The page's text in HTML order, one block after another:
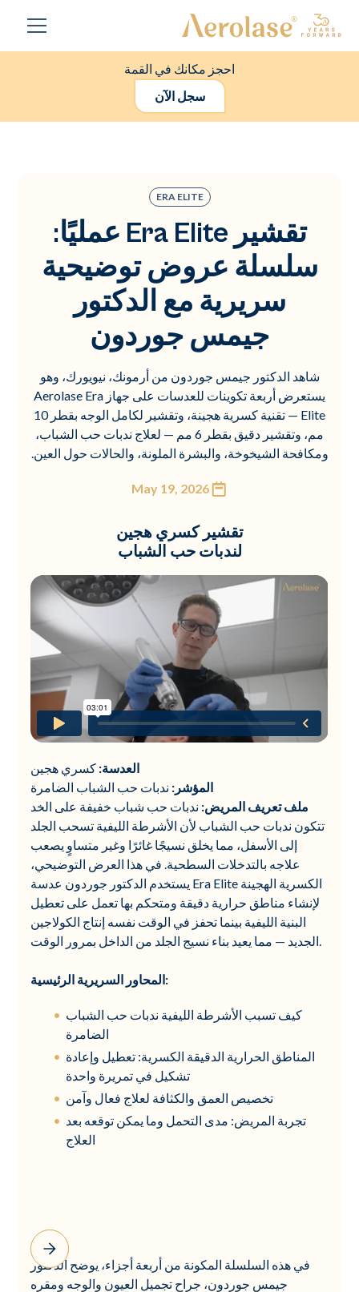
احجز مكانك في القمة
سجل الآن
ERA ELITE
تقشير Era Elite عمليًا:
سلسلة عروض توضيحية
سريرية مع الدكتور
جيمس جوردون
شاهد الدكتور جيمس جوردون من أرمونك، نيويورك، وهو
يستعرض أربعة تكوينات للعدسات على جهاز Aerolase Era
Elite — تقنية كسرية هجينة، وتقشير لكامل الوجه بقطر 10
مم، وتقشير دقيق بقطر 6 مم — لعلاج ندبات حب الشباب،
ومكافحة الشيخوخة، والبشرة الملونة، والحالات حول العين.
May 19, 2026
تقشير كسري هجين
لندبات حب الشباب
العدسة:
المؤشر:
ملف تعريف المريض: ندبات حب شباب خفيفة على الخد
تتكون ندبات حب الشباب لأن الأشرطة الليفية تسحب الجلد
إلى الأسفل، مما يخلق نسيجًا غائرًا وغير متساوٍ يصعب
علاجه بالتدخلات السطحية. في هذا العرض التوضيحي،
يستخدم الدكتور جوردون عدسة Era Elite الكسرية الهجينة
لإنشاء مناطق حرارية دقيقة ومتحكم بها تعمل على تعطيل
البنية الليفية بينما تحفز في الوقت نفسه إنتاج الكولاجين
المحاور السريرية الرئيسية:
كيف تسبب الأشرطة الليفية ندبات حب الشباب
الضامرة
المناطق الحرارية الدقيقة الكسرية: تعطيل وإعادة
تشكيل في تمريرة واحدة
تخصيص العمق والكثافة لعلاج فعال وآمن
تجربة المريض: مدى التحمل وما يمكن توقعه بعد
العلاج
في هذه السلسلة المكونة من أربعة أجزاء، يوضح الدكتور
جيمس جوردون، جراح تجميل العيون والوجه ومقره